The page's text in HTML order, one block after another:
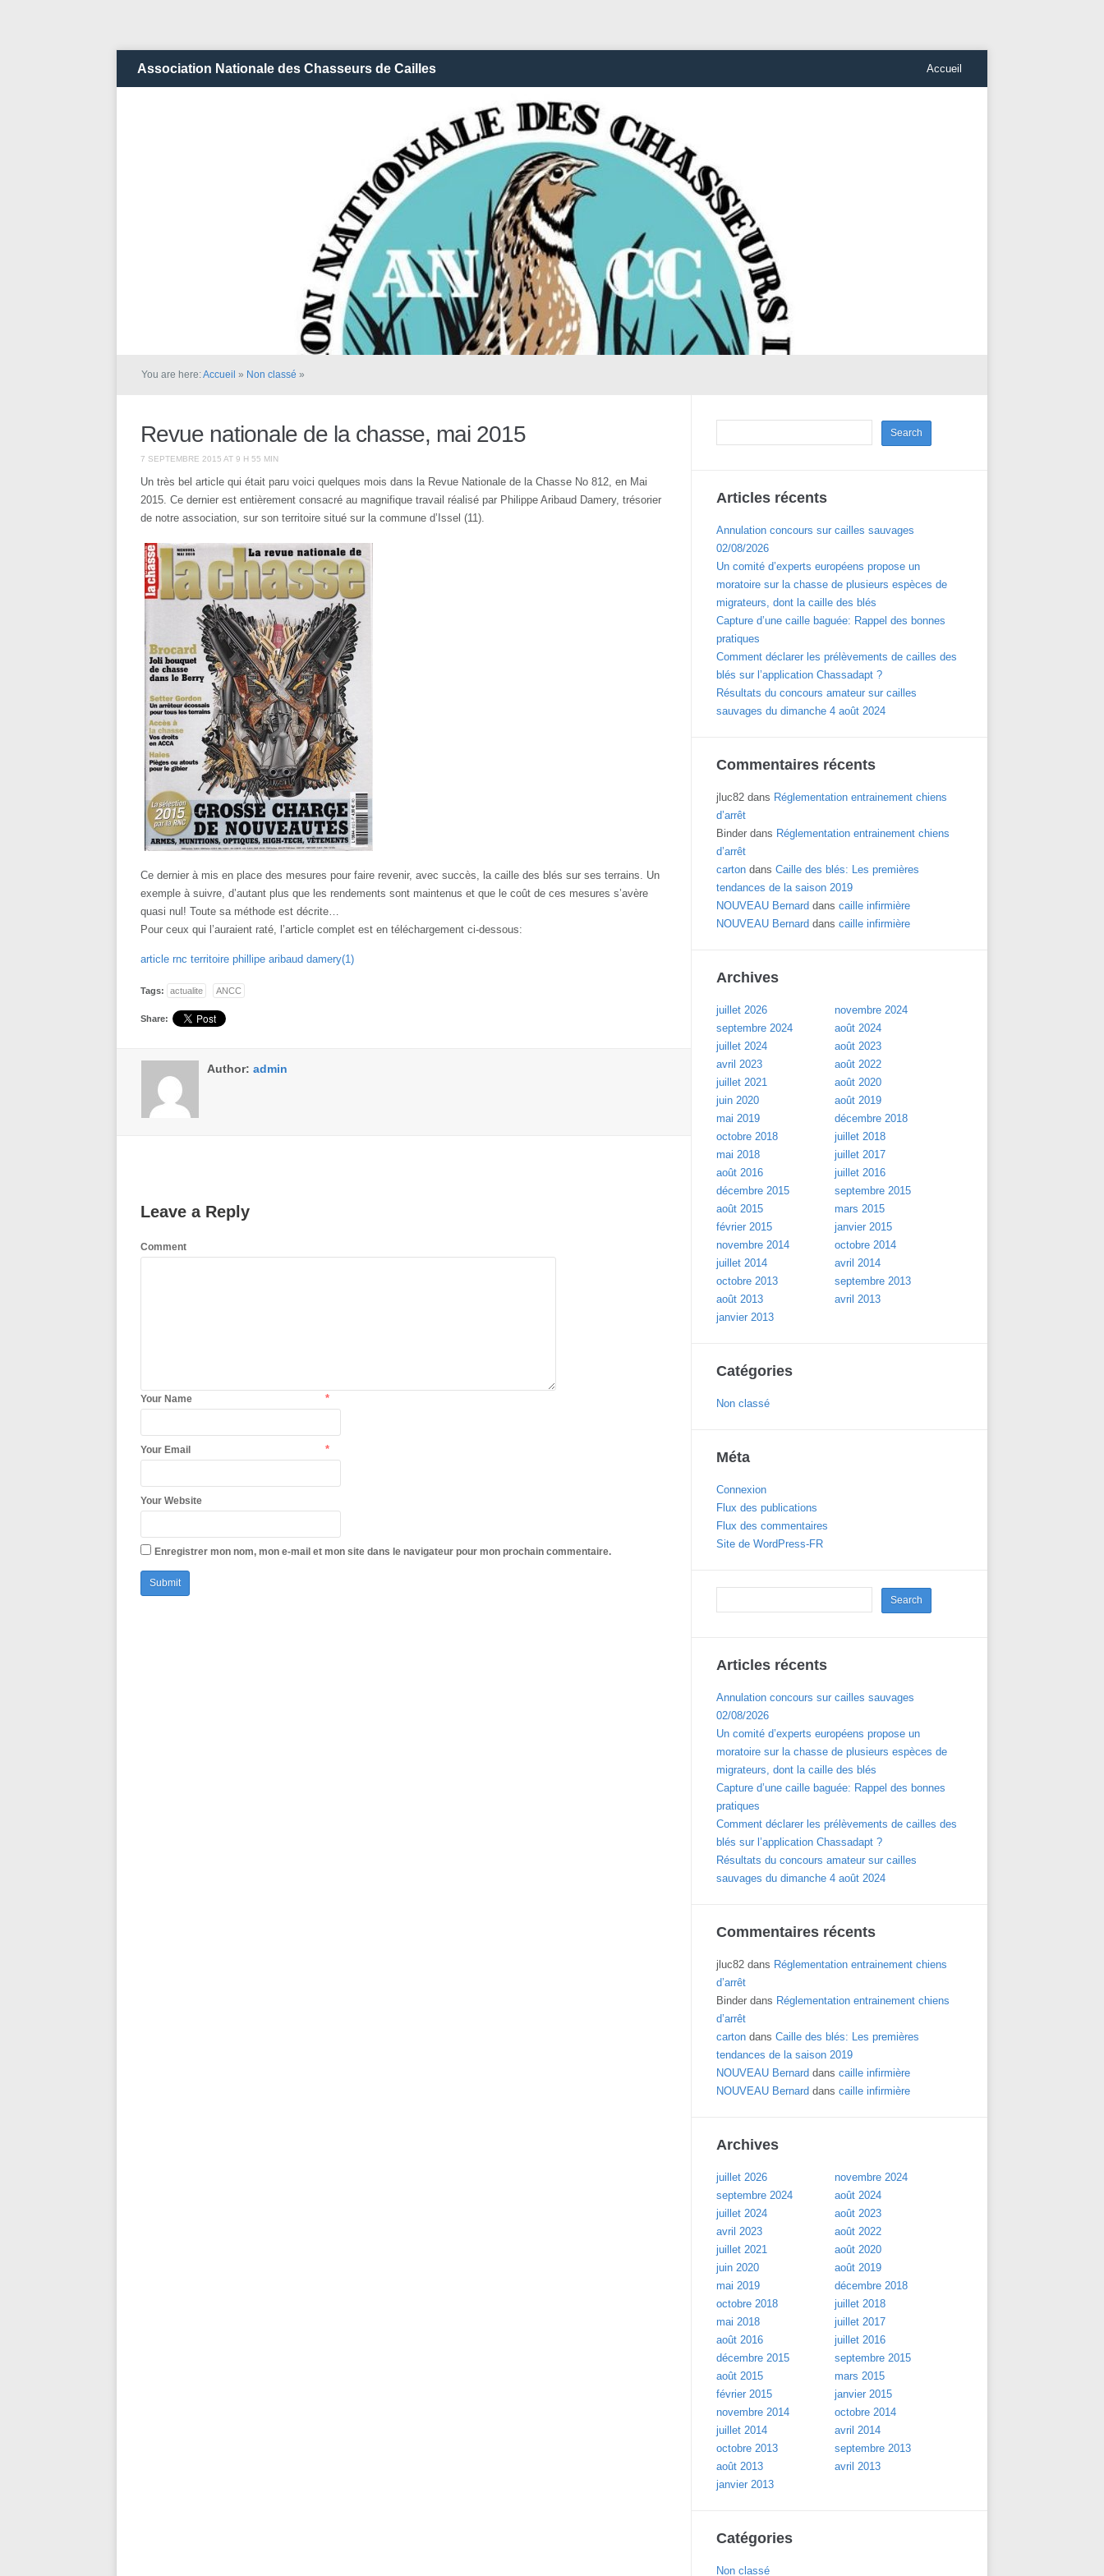
Association Nationale des Chasseurs de Cailles Accueil
You are here:Accueil » Non classé »
Revue nationale de la chasse, mai 2015
7 SEPTEMBRE 2015 AT 9 H 55 MIN
Un très bel article qui était paru voici quelques mois dans la Revue Nationale de la Chasse No 812, en Mai
2015. Ce dernier est entièrement consacré au magnifique travail réalisé par Philippe Aribaud Damery, trésorier
de notre association, sur son territoire situé sur la commune d’Issel (11).
Ce dernier à mis en place des mesures pour faire revenir, avec succès, la caille des blés sur ses terrains. Un
exemple à suivre, d’autant plus que les rendements sont maintenus et que le coût de ces mesures s’avère
quasi nul! Toute sa méthode est décrite…
Pour ceux qui l’auraient raté, l’article complet est en téléchargement ci-dessous:
article rnc territoire phillipe aribaud damery(1)
Tags: actualite ANCC
Share:
Author: admin
Leave a Reply
Comment
Your Name *
Your Email *
Your Website
Enregistrer mon nom, mon e-mail et mon site dans le navigateur pour mon prochain commentaire.
Articles récents
Annulation concours sur cailles sauvages
02/08/2026
Un comité d’experts européens propose un
moratoire sur la chasse de plusieurs espèces de
migrateurs, dont la caille des blés
Capture d’une caille baguée: Rappel des bonnes
pratiques
Comment déclarer les prélèvements de cailles des
blés sur l’application Chassadapt ?
Résultats du concours amateur sur cailles
sauvages du dimanche 4 août 2024
Commentaires récents
jluc82 dans Réglementation entrainement chiens
d’arrêt
Binder dans Réglementation entrainement chiens
d’arrêt
carton dans Caille des blés: Les premières
tendances de la saison 2019
NOUVEAU Bernard dans caille infirmière
NOUVEAU Bernard dans caille infirmière
Archives
juillet 2026
novembre 2024
septembre 2024
août 2024
juillet 2024
août 2023
avril 2023
août 2022
juillet 2021
août 2020
juin 2020
août 2019
mai 2019
décembre 2018
octobre 2018
juillet 2018
mai 2018
juillet 2017
août 2016
juillet 2016
décembre 2015
septembre 2015
août 2015
mars 2015
février 2015
janvier 2015
novembre 2014
octobre 2014
juillet 2014
avril 2014
octobre 2013
septembre 2013
août 2013
avril 2013
janvier 2013
Catégories
Non classé
Méta
Connexion
Flux des publications
Flux des commentaires
Site de WordPress-FR
Articles récents
Annulation concours sur cailles sauvages
02/08/2026
Un comité d’experts européens propose un
moratoire sur la chasse de plusieurs espèces de
migrateurs, dont la caille des blés
Capture d’une caille baguée: Rappel des bonnes
pratiques
Comment déclarer les prélèvements de cailles des
blés sur l’application Chassadapt ?
Résultats du concours amateur sur cailles
sauvages du dimanche 4 août 2024
Commentaires récents
jluc82 dans Réglementation entrainement chiens
d’arrêt
Binder dans Réglementation entrainement chiens
d’arrêt
carton dans Caille des blés: Les premières
tendances de la saison 2019
NOUVEAU Bernard dans caille infirmière
NOUVEAU Bernard dans caille infirmière
Archives
juillet 2026
novembre 2024
septembre 2024
août 2024
juillet 2024
août 2023
avril 2023
août 2022
juillet 2021
août 2020
juin 2020
août 2019
mai 2019
décembre 2018
octobre 2018
juillet 2018
mai 2018
juillet 2017
août 2016
juillet 2016
décembre 2015
septembre 2015
août 2015
mars 2015
février 2015
janvier 2015
novembre 2014
octobre 2014
juillet 2014
avril 2014
octobre 2013
septembre 2013
août 2013
avril 2013
janvier 2013
Catégories
Non classé